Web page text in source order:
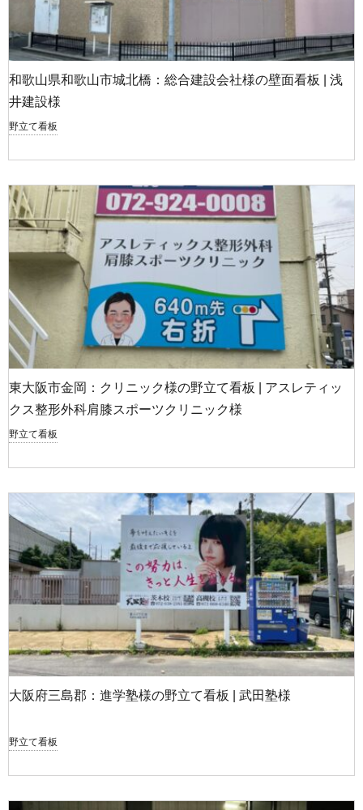
和歌山県和歌山市城北橋：総合建設会社様の壁面看板 | 浅
井建設様
野立て看板
東大阪市金岡：クリニック様の野立て看板 | アスレティッ
クス整形外科肩膝スポーツクリニック様
野立て看板
大阪府三島郡：進学塾様の野立て看板 | 武田塾様
野立て看板